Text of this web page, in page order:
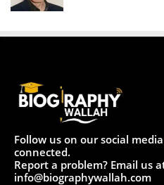
Follow us on our social
connected.
Report a problem? Email us
info@biographywallah.com